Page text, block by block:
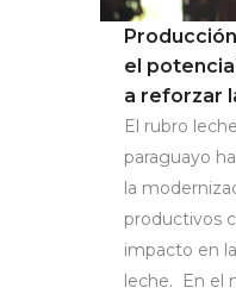
el
a reforzar
El rubro
paraguayo
la
productivos
impacto en
leche. En el